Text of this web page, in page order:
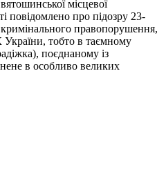
місцевої
повідомлено про підозру 23-
правопорушення,
тобто в таємному
поєднаному із
в особливо великих